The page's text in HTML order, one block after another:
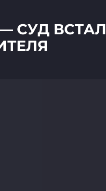
СУД ВСТАЛ